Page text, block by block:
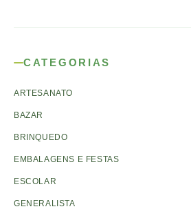
CATEGORIAS
ARTESANATO
BAZAR
BRINQUEDO
EMBALAGENS E FESTAS
ESCOLAR
GENERALISTA